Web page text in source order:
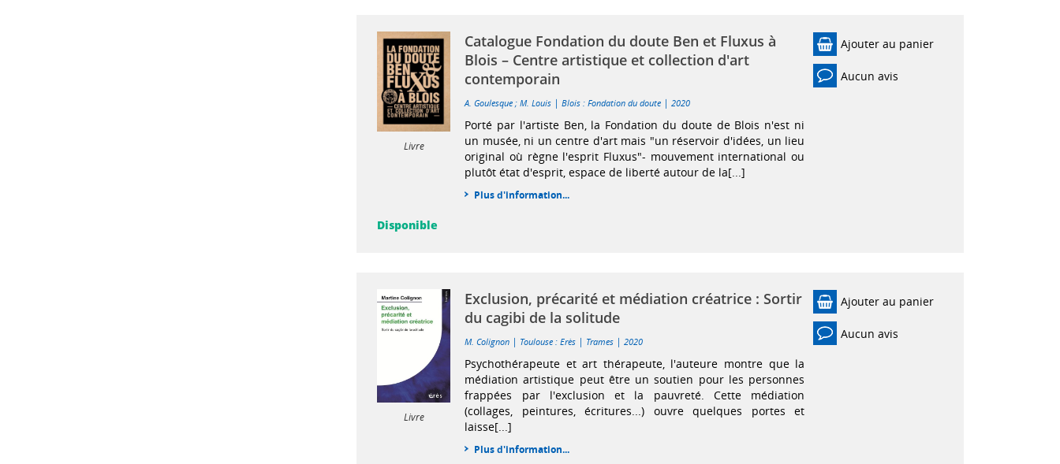
Livre
Catalogue Fondation du doute Ben et Fluxus à
Blois – Centre artistique et collection d'art
contemporain
A. Goulesque ;M. Louis |Blois : Fondation du doute |2020
Porté par l'artiste Ben, la Fondation du doute de Blois n'est ni
un musée, ni un centre d'art mais "un réservoir d'idées, un lieu
original où règne l'esprit Fluxus"- mouvement international ou
plutôt état d'esprit, espace de liberté autour de la[...]
Plus d'information...
Ajouter au panier
Aucun avis
Disponible
Livre
Exclusion, précarité et médiation créatrice : Sortir
du cagibi de la solitude
M. Colignon | Toulouse : Erès | Trames |2020
Psychothérapeute et art thérapeute, l'auteure montre que la
médiation artistique peut être un soutien pour les personnes
frappées par l'exclusion et la pauvreté. Cette médiation
(collages, peintures, écritures...) ouvre quelques portes et
laisse[...]
Plus d'information...
Ajouter au panier
Aucun avis